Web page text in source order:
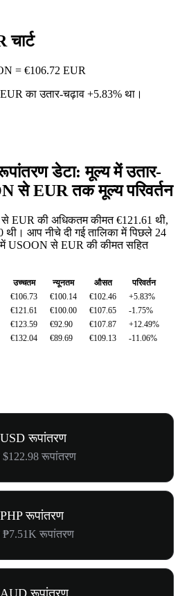
= €106.72 EUR
का उतार-चढ़ाव +5.83% था।
डेटा: मूल्य में उतार-
से EUR तक मूल्य परिवर्तन
से EUR की अधिकतम कीमत €121.61 थी,
आप नीचे दी गई तालिका में पिछले 24
में USOON से EUR की कीमत सहित
उच्चतम न्यूनतम औसत
परिवर्तन
€106.73 €100.14 €102.46
+5.83%
€121.61 €100.00 €107.65
-1.75%
€123.59 €92.90 €107.87
+12.49%
€132.04 €89.69 €109.13 -11.06%
रूपांतरण
रूपांतरण
रूपांतरण
रूपांतरण
रूपांतरण